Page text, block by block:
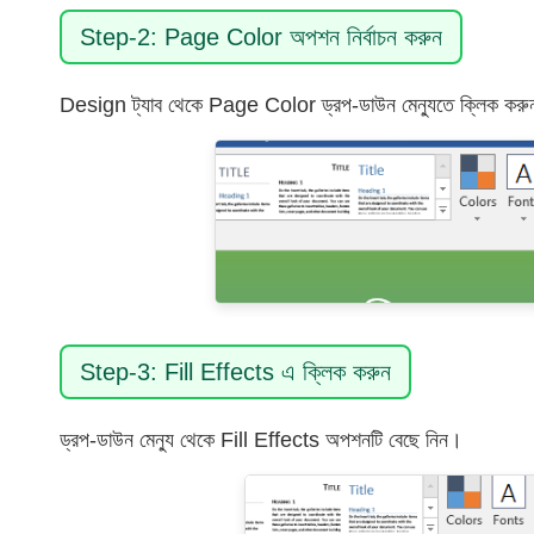
Step-2: Page Color অপশন নির্বাচন করুন
Design ট্যাব থেকে Page Color ড্রপ-ডাউন মেন্যুতে ক্লিক
Step-3: Fill Effects এ ক্লিক করুন
ড্রপ-ডাউন মেন্যু থেকে Fill Effects অপশনটি বেছে নিন।